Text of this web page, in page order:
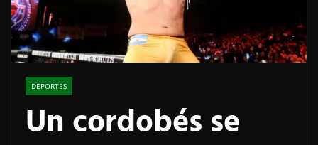
DEPORTES
Un cordobés se